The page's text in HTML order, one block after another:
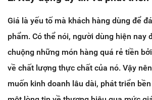
Giá là yếu tố mà khách hàng dùng để
phẩm. Có thể nói, người dùng hiện nay
chuộng những món hàng quá rẻ tiền
về chất lượng thực chất của nó. Vậy
muốn kinh doanh lâu dài, phát triển